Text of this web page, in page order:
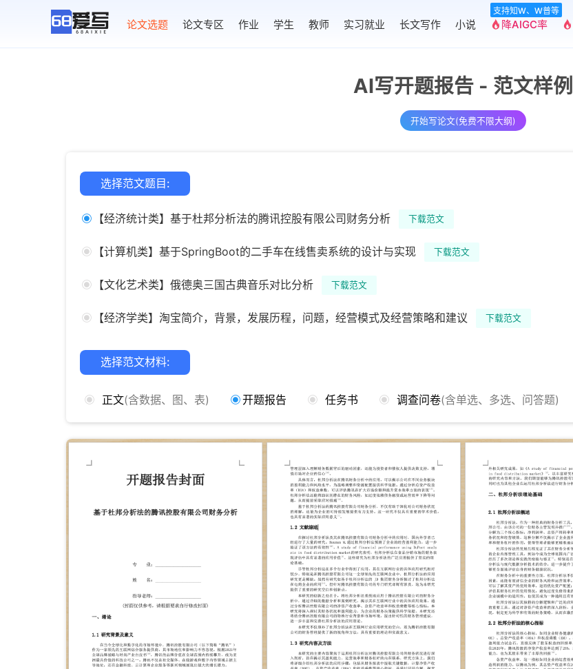
AI论文写作 论文选题 论文专区 作业 学生 教师 实习就业 长文写作 小说
支持知W、W普等
降AIGC率
AI写开题报告 - 范文样例
开始写论文(免费不限大纲)
选择范文题目:
【经济统计类】基于杜邦分析法的腾讯控股有限公司财务分析 下载范文
【计算机类】基于SpringBoot的二手车在线售卖系统的设计与实现 下载范文
【文化艺术类】俄德奥三国古典音乐对比分析 下载范文
【经济学类】淘宝简介，背景，发展历程，问题，经营模式及经营策略和建议 下载范文
选择范文材料:
正文(含数据、图、表) 开题报告 任务书 调查问卷(含单选、多选、问答题)